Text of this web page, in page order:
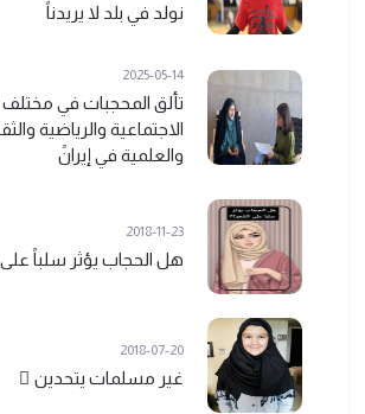
نولد في بلد لا يريدناً
2025-05-14
تألق المحجبات في مختلف
الاجتماعية والرياضية
والعلمية في إيرانً
2018-11-23
هل الحجاب يؤثر سلباً
2018-07-20
غير مسلمات يتحدين ً